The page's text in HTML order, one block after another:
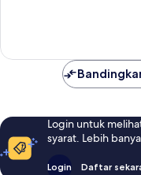
Login untuk
syarat. Lebih
Login Daftar